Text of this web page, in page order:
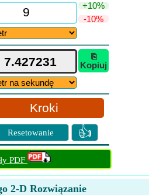
+10%
-10%
⎘
Kopiuj
Kroki
Resetowanie 👍
PDF
2-D Rozwiązanie